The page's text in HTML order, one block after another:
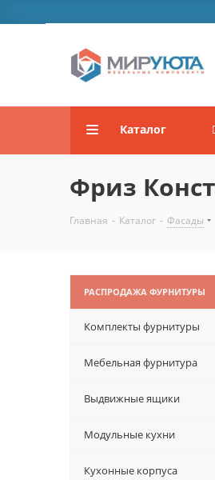
Каталог
Фриз
Главная - Каталог - Фасады
РАСПРОДАЖА ФУРНИТУРЫ
Комплекты фурнитуры
Мебельная фурнитура
Выдвижные ящики
Модульные кухни
Кухонные корпуса